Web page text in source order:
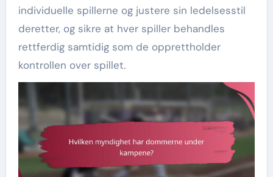
individuelle spillerne og justere sin ledelsesstil
deretter, og sikre at hver spiller behandles
rettferdig samtidig som de opprettholder
kontrollen over spillet.